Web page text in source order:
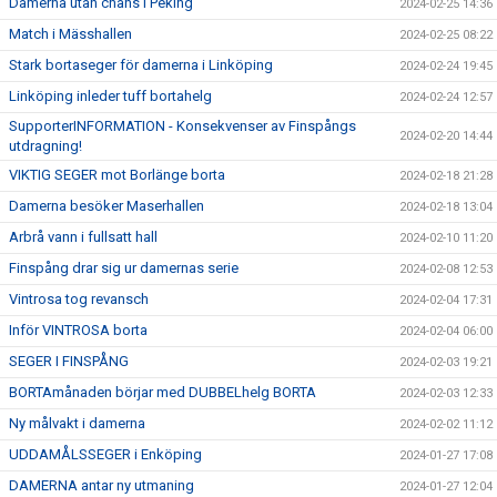
2024-02-25 14:36
Match i Mässhallen 2024-02-25 08:22
Stark bortaseger för damerna i Linköping 2024-02-24 19:45
Linköping inleder tuff bortahelg 2024-02-24 12:57
SupporterINFORMATION - Konsekvenser av Finspångs
utdragning!
2024-02-20 14:44
VIKTIG SEGER mot Borlänge borta 2024-02-18 21:28
Damerna besöker Maserhallen 2024-02-18 13:04
Arbrå vann i fullsatt hall 2024-02-10 11:20
Finspång drar sig ur damernas serie 2024-02-08 12:53
Vintrosa tog revansch 2024-02-04 17:31
Inför VINTROSA borta 2024-02-04 06:00
SEGER I FINSPÅNG 2024-02-03 19:21
BORTAmånaden börjar med DUBBELhelg BORTA 2024-02-03 12:33
Ny målvakt i damerna 2024-02-02 11:12
UDDAMÅLSSEGER i Enköping 2024-01-27 17:08
DAMERNA antar ny utmaning 2024-01-27 12:04